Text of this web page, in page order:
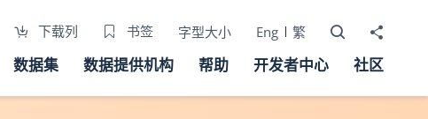
下载列 书签 字型大小 Eng 繁 打开搜寻器
分享至
数据集 数据提供机构 帮助 开发者中心 社区